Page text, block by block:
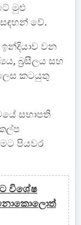
මුළු
වේ.
ඉන්දියාව වන
බ්‍රසීලය සහ
කටයුතු
සභාපති
පියවර
විශේෂ
නොකොලොත්